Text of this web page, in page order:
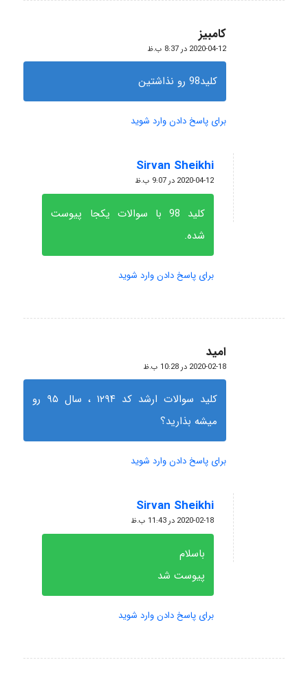
کامبیز
گفته:
2020-04-12 در 8:37 ب.ظ
کلید98 رو نذاشتین
برای پاسخ دادن وارد شوید
Sirvan Sheikhi
گفته:
2020-04-12 در 9:07 ب.ظ
کلید 98 با سوالات یکجا پیوست
شده.
برای پاسخ دادن وارد شوید
امید
گفته:
2020-02-18 در 10:28 ب.ظ
کلید سوالات ارشد کد ۱۲۹۴ ، سال ۹۵ رو
میشه بذارید؟
برای پاسخ دادن وارد شوید
Sirvan Sheikhi
گفته:
2020-02-18 در 11:43 ب.ظ
باسلام
پیوست شد
برای پاسخ دادن وارد شوید